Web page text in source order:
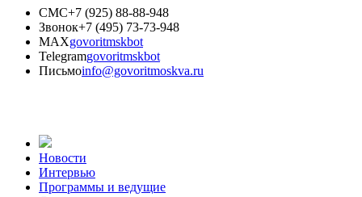
СМС+7 (925) 88-88-948
Звонок+7 (495) 73-73-948
MAXgovoritmskbot
Telegramgovoritmskbot
Письмоinfo@govoritmoskva.ru
Новости
Интервью
Программы и ведущие